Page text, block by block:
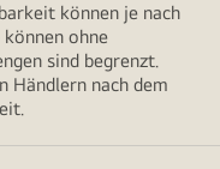
können je nach
ohne
sind begrenzt.
Händlern nach dem